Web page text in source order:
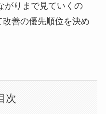
がりまで見ていくの
善の優先順位を決め
次